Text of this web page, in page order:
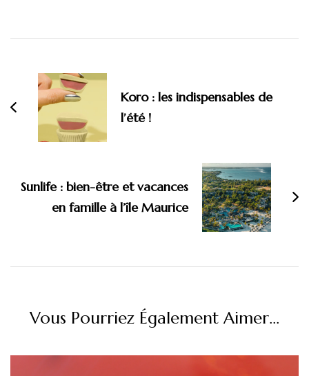
d'article
Koro : les indispensables de
l’été !
Sunlife : bien-être et vacances
en famille à l’île Maurice
Vous Pourriez Également Aimer...